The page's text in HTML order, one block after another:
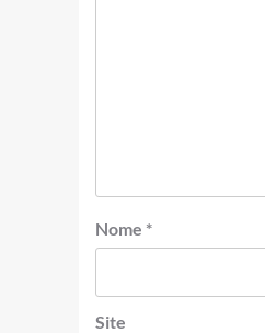
Nome *
Site